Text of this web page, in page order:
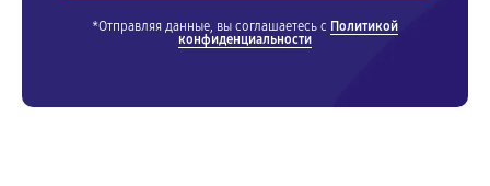
*Отправляя данные, вы соглашаетесь с Политикой
конфиденциальности